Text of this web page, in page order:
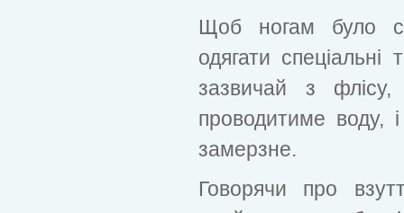
Щоб ногам було
одягати спеціальні
зазвичай з
проводитиме воду,
замерзне.
Говорячи про